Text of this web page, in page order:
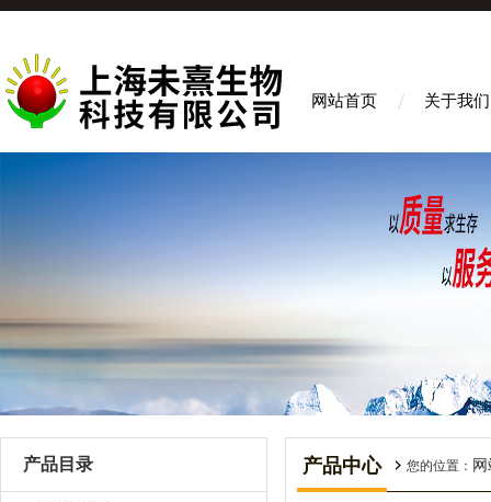
网站首页 关于我们
产品目录 产品中心 您的位置：